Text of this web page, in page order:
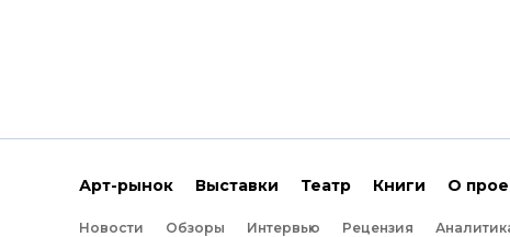
Арт-рынок Выставки Театр Книги О
Новости Обзоры Интервью Рецензия